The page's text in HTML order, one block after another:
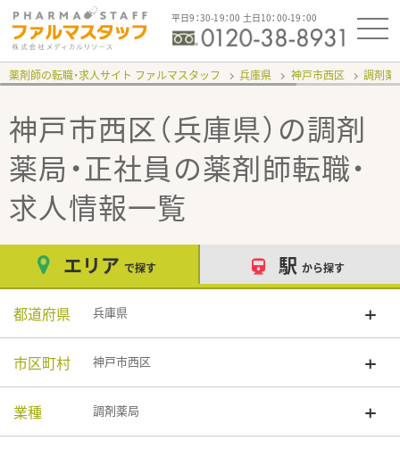
平日9：30-19：00 土日10：00-19：00
薬剤師の転職・求人サイト ファルマスタッフ 兵庫県 神戸市西区 調剤薬
神戸市西区（兵庫県）の調剤
薬局・正社員の薬剤師転職・
求人情報一覧
エリア で探す 駅 から探す
都道府県 兵庫県
市区町村 神戸市西区
業種 調剤薬局